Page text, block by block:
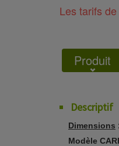
Les tarifs
Produit
Descriptif
Dimensions
Modèle